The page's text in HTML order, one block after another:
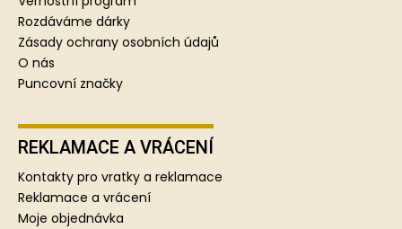
Rozdáváme dárky
Zásady ochrany osobních údajů
O nás
Puncovní značky
REKLAMACE A VRÁCENÍ
Kontakty pro vratky a reklamace
Reklamace a vrácení
Moje objednávka